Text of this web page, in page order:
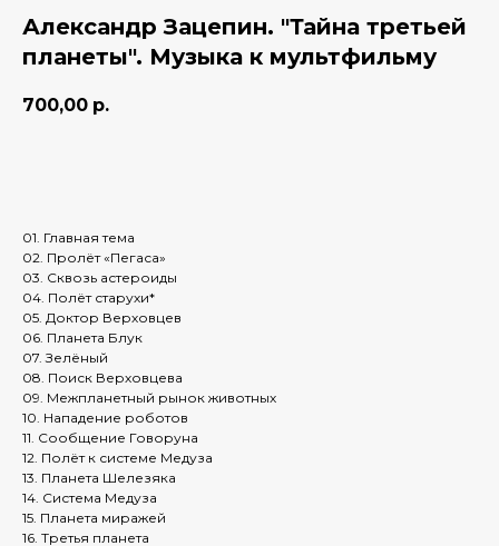
Александр Зацепин. "Тайна третьей
планеты". Музыка к мультфильму
700,00 р.
01. Главная тема
02. Пролёт «Пегаса»
03. Сквозь астероиды
04. Полёт старухи*
05. Доктор Верховцев
06. Планета Блук
07. Зелёный
08. Поиск Верховцева
09. Межпланетный рынок животных
10. Нападение роботов
11. Сообщение Говоруна
12. Полёт к системе Медуза
13. Планета Шелезяка
14. Система Медуза
15. Планета миражей
16. Третья планета